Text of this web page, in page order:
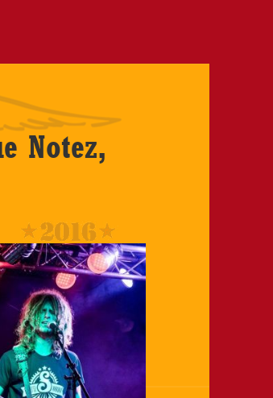
Notez,